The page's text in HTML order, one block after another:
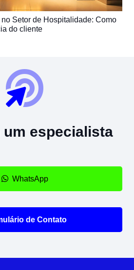
Setor de Hospitalidade: Como
do cliente
um especialista
WhatsApp
de Contato